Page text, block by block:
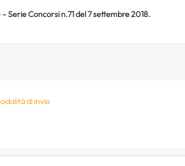
Serie Concorsi n.71 del 7 settembre 2018.
di invio